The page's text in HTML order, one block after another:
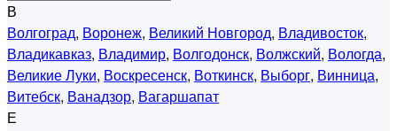
В
Волгоград, Воронеж, Великий Новгород, Владивосток,
Владикавказ, Владимир, Волгодонск, Волжский, Вологда,
Великие Луки, Воскресенск, Воткинск, Выборг, Винница,
Витебск, Ванадзор, Вагаршапат
Е